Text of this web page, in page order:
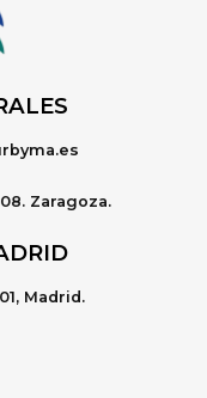
S
Zaragoza.
Madrid.